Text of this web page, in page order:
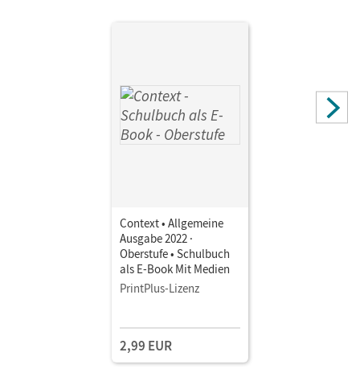
Context • Allgemeine
Ausgabe 2022 ·
Oberstufe • Schulbuch
als E-Book Mit Medien
PrintPlus-Lizenz
2,99 EUR